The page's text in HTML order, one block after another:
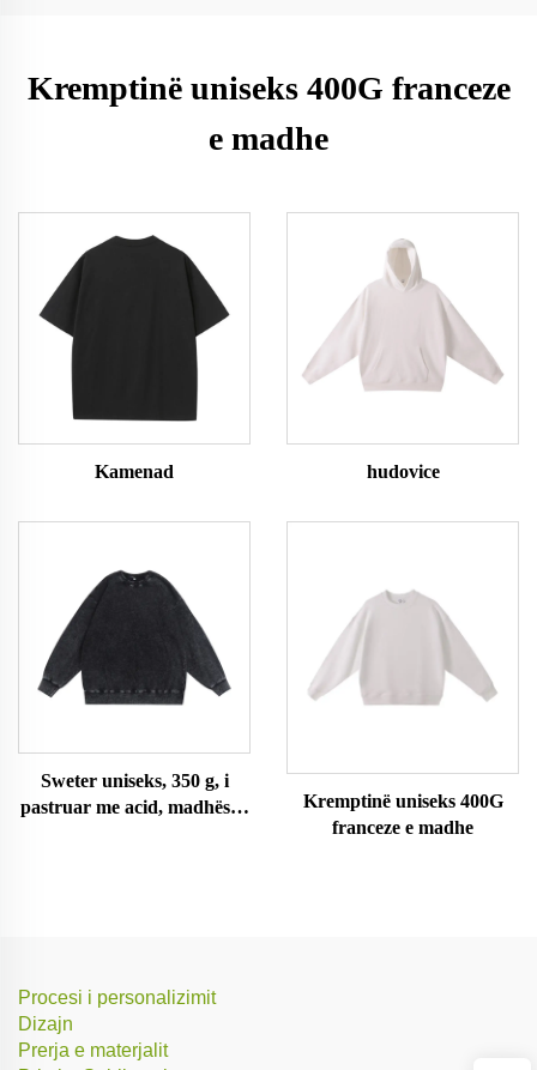
Kremptinë uniseks 400G franceze
e madhe
Kamenad hudovice
Sweter uniseks, 350 g, i
pastruar me acid, madhësi e
Kremptinë uniseks 400G
franceze e madhe
Procesi i personalizimit
Dizajn
Prerja e materjalit